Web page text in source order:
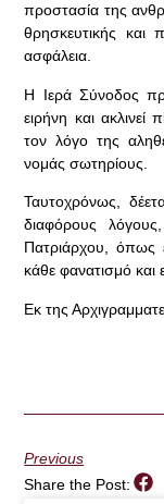
προστασία της
θρησκευτικής και
ασφάλεια.
Η Ιερά Σύνοδος
ειρήνη και
τον λόγο της
νομάς σωτηρίους.
Ταυτοχρόνως,
διαφόρους
Πατριάρχου, όπως
κάθε φανατισμό και
Εκ της
Previous
Share the Post: